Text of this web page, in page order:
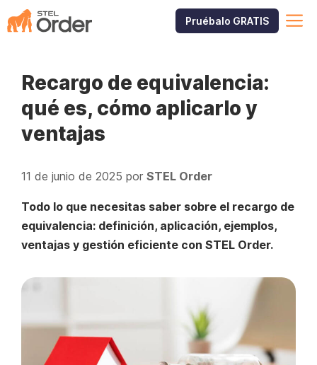
Saltar
al
Pruébalo GRATIS
Recargo de equivalencia:
qué es, cómo aplicarlo y
ventajas
11 de junio de 2025 por STEL Order
Todo lo que necesitas saber sobre el recargo de
equivalencia: definición, aplicación, ejemplos,
ventajas y gestión eficiente con STEL Order.